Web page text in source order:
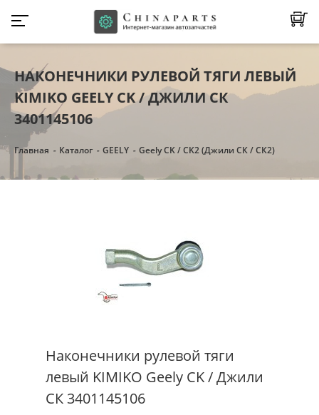
НАКОНЕЧНИКИ РУЛЕВОЙ ТЯГИ ЛЕВЫЙ
KIMIKO GEELY CK / ДЖИЛИ СК
3401145106
Главная Каталог GEELY Geely CK / CK2 (Джили СК / СК2)
Наконечники рулевой тяги
левый KIMIKO Geely CK / Джили
СК 3401145106